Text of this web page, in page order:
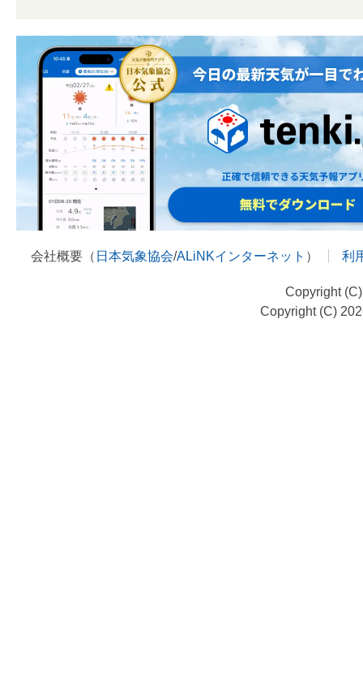
会社概要（ 日本気象協会/ALiNKインターネット ） 利
Copyright
Copyright (C)